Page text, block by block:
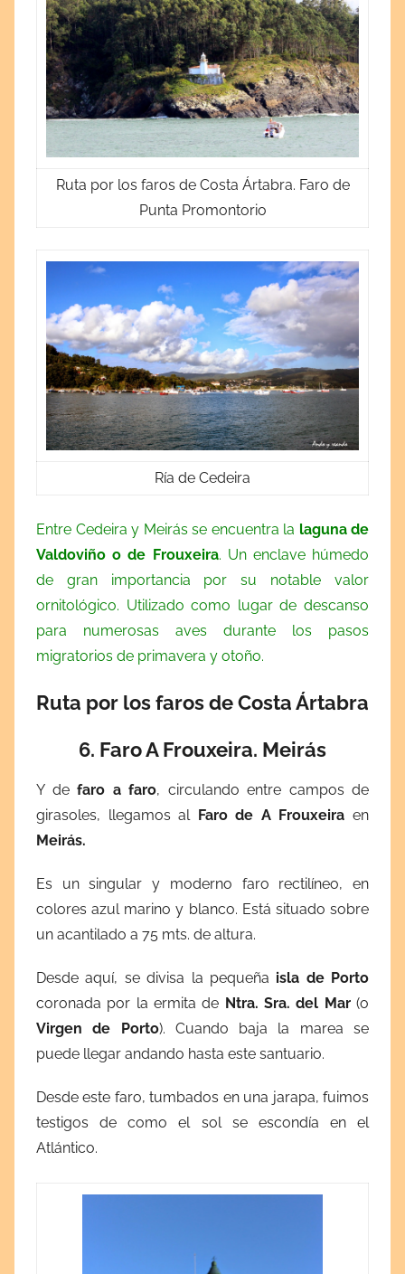
Ruta por los faros de Costa Ártabra. Faro de
Punta Promontorio
Ría de Cedeira
Entre Cedeira y Meirás se encuentra la laguna de
Valdoviño o de Frouxeira. Un enclave húmedo
de gran importancia por su notable valor
ornitológico. Utilizado como lugar de descanso
para numerosas aves durante los pasos
migratorios de primavera y otoño.
Ruta por los faros de Costa Ártabra
6. Faro A Frouxeira. Meirás
Y de faro a faro, circulando entre campos de
girasoles, llegamos al Faro de A Frouxeira en
Meirás.
Es un singular y moderno faro rectilíneo, en
colores azul marino y blanco. Está situado sobre
un acantilado a 75 mts. de altura.
Desde aquí, se divisa la pequeña isla de Porto
coronada por la ermita de Ntra. Sra. del Mar(o
Virgen de Porto). Cuando baja la marea se
puede llegar andando hasta este santuario.
Desde este faro, tumbados en una jarapa, fuimos
testigos de como el sol se escondía en el
Atlántico.